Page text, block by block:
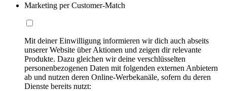
Marketing per Customer-Match
Mit deiner Einwilligung informieren wir dich auch abseits
unserer Website über Aktionen und zeigen dir relevante
Produkte. Dazu gleichen wir deine verschlüsselten
personenbezogenen Daten mit folgenden externen Anbietern
ab und nutzen deren Online-Werbekanäle, sofern du deren
Dienste bereits nutzt: